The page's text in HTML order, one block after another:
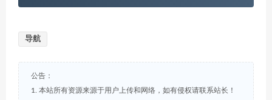
导航
公告：
1. 本站所有资源来源于用户上传和网络，如有侵权请联系站长！